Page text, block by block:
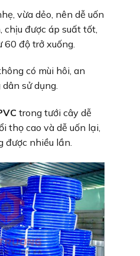
vừa dẻo, nên dễ uốn
chịu được áp suất tốt,
độ trở xuống.
có mùi hôi, an
sử dụng.
trong tưới cây dễ
thọ cao và dễ uốn lại,
được nhiều lần.